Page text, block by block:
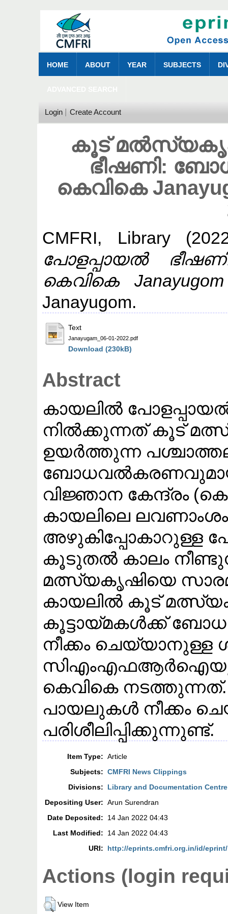
HOME ABOUT YEAR SUBJECTS
Login Create Account
കൂട്
ഭീഷണി:
കെവികെ
CMFRI, Library
പോളപ്പായൽ
കെവികെ
Janayugom.
Text
Janayugam_06-01-2022.pdf
Download (230kB)
Abstract
കായലിൽ
നിൽക്കുന്നത് കൂട്
ഉയർത്തുന്ന
വിജ്ഞാന കേന്ദ്രം
കായലിലെ
അഴുകിപ്പോകാറുള്ള
കൂടുതൽ കാലം
മത്സ്യകൃഷിയെ
കായലിൽ കൂട്
കൂട്ടായ്മകൾക്ക്
നീക്കം ചെയ്യാനുള്ള
സിഎംഎഫആർഐയുടെ
കെവികെ
പായലുകൾ നീക്കം
പരിശീലിപ്പിക്കുന്നുണ്ട്.
Item Type: Article
Subjects: CMFRI News Clippings
Divisions:
Library and Documentation Centre
Depositing User: Arun Surendran
Date Deposited:
14 Jan 2022 04:43
Last Modified:
14 Jan 2022 04:43
URI:
http://eprints.cmfri.org.in/id/eprint/
Actions (login
View Item